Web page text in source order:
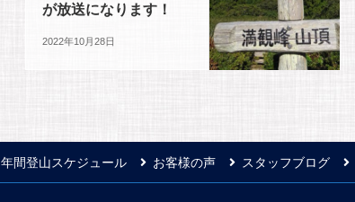
が放送になります！
2022年10月28日
年間登山スケジュール お客様の声 スタッフブログ